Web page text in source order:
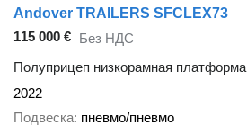
Andover TRAILERS SFCLEX73
115 000 € Без НДС
Полуприцеп низкорамная платформа
2022
Подвеска пневмо/пневмо